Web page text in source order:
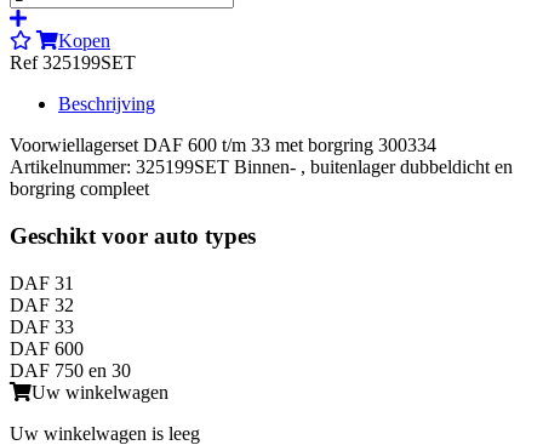
Kopen
Ref 325199SET
Beschrijving
Voorwiellagerset DAF 600 t/m 33 met borgring 300334
Artikelnummer: 325199SET Binnen- , buitenlager dubbeldicht en
borgring compleet
Geschikt voor auto types
DAF 31
DAF 32
DAF 33
DAF 600
DAF 750 en 30
Uw winkelwagen
Uw winkelwagen is leeg